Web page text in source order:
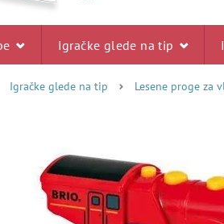
Igračke glede na tip
Igračke glede na tip Lesene proge za